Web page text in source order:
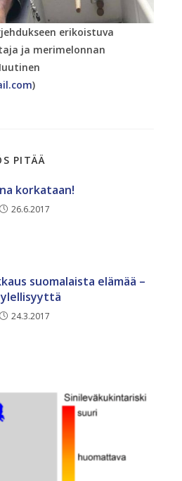
erikoistuva
ja merimelonnan
)
PITÄÄ
korkataan!
26.6.2017
suomalaista elämää –
24.3.2017